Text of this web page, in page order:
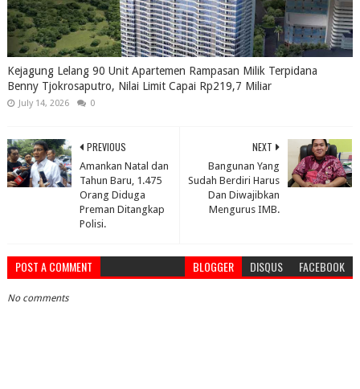
Kejagung Lelang 90 Unit Apartemen Rampasan Milik Terpidana
Benny Tjokrosaputro, Nilai Limit Capai Rp219,7 Miliar
July 14, 2026 0
NEXT
Bangunan Yang
Sudah Berdiri Harus
Dan Diwajibkan
Mengurus IMB.
PREVIOUS
Amankan Natal dan
Tahun Baru, 1.475
Orang Diduga
Preman Ditangkap
Polisi.
POST A COMMENT BLOGGER DISQUS FACEBOOK
No comments